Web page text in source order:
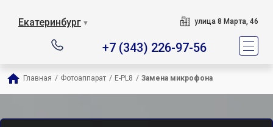
Екатеринбург ▼ улица 8 Марта, 46
+7 (343) 226-97-56
Главная / Фотоаппарат / E-PL8 / Замена микрофона